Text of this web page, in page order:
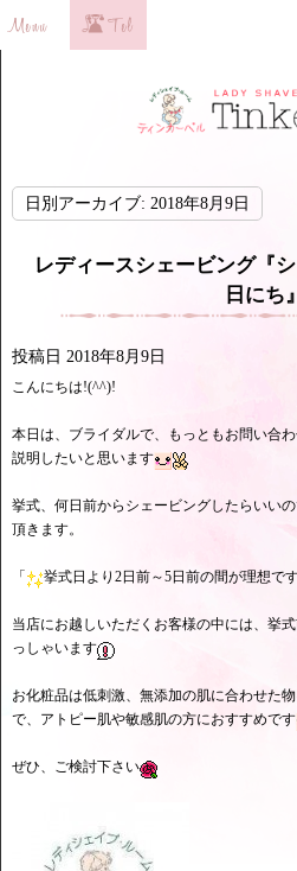
日別アーカイブ: 2018年8月9日
レディースシェービング『
日にち』
投稿日 2018年8月9日
こんにちは!(^^)!
本日は、ブライダルで、もっともお問い合
説明したいと思います
挙式、何日前からシェービングしたらいい
頂きます。
「 挙式日より2日前～5日前の間が理想で
当店にお越しいただくお客様の中には、挙
っしゃいます
お化粧品は低刺激、無添加の肌に合わせた
で、アトピー肌や敏感肌の方におすすめです
ぜひ、ご検討下さい